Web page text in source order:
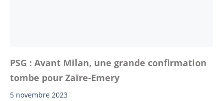
PSG : Avant Milan, une grande confirmation
tombe pour Zaïre-Emery
5 novembre 2023